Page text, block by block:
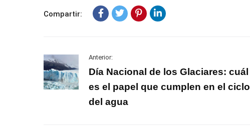
Compartir:
Anterior:
Día Nacional de los Glaciares: cuál
es el papel que cumplen en el ciclo
del agua